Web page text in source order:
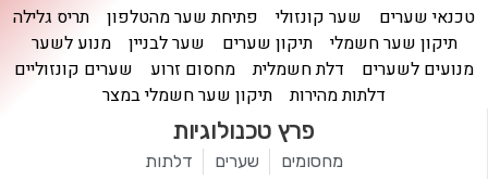
טכנאי שערים שער קונזולי פתיחת שער מהטלפון
תריס גלילה
תיקון שער חשמלי
תיקון שערים שער לבניין
מנוע לשער
מנועים לשערים
דלת חשמלית מחסום זרוע
שערים קונזוליים
דלתות מהירות
תיקון שער חשמלי במצר
פרץ טכנולוגיות
מחסומים שערים דלתות